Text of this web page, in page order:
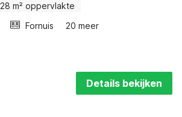
28 m² oppervlakte
Fornuis 20 meer
Details bekijken